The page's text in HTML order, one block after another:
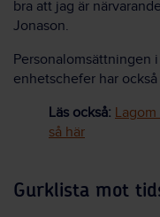
bra att jag är
Jonason.
Personalomsättningen
enhetschefer har
Läs också:
så här
Gurklista mot